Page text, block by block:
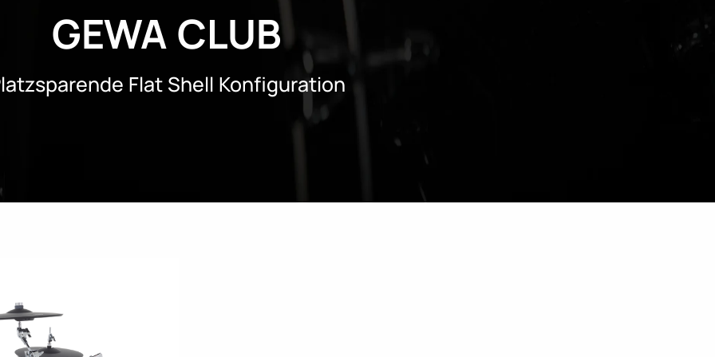
GEWA CLUB
Flat Shell Konfiguration